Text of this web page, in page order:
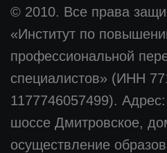
© 2010. Все права
«Институт по
профессиональной
специалистов» (ИНН
1177746057499).
шоссе Дмитровское,
осуществление